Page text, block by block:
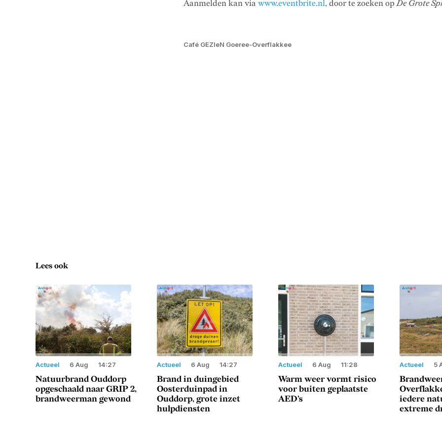
Aanmelden kan via www.eventbrite.nl, door te zoeken opDe Grote
Café GEZIeN Goeree-Overflakkee
Lees ook
Actueel 6 Aug 14:27
Natuurbrand Ouddorp
opgeschaald naar GRIP 2,
brandweerman gewond
Actueel 6 Aug 14:27
Brand in duingebied
Oosterduinpad in
Ouddorp, grote inzet
hulpdiensten
Actueel 6 Aug 11:28
Warm weer vormt risico
voor buiten geplaatste
AED's
Actueel 5
iedere
extreme